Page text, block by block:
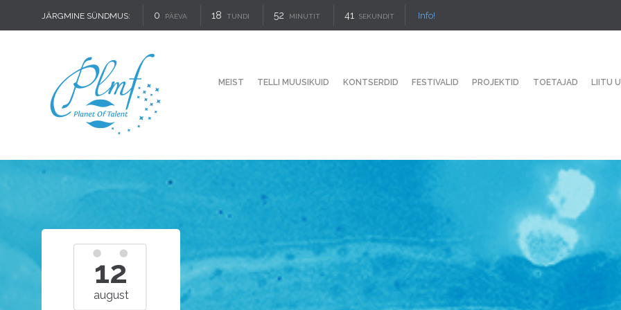
JÄRGMINE SÜNDMUS: 0 PÄEVA 18 TUNDI 52 MINUTIT 39 SEKUNDIT Info!
MEIST TELLI MUUSIKUID KONTSERDID FESTIVALID PROJEKTID TOETAJAD LIITU
12
august